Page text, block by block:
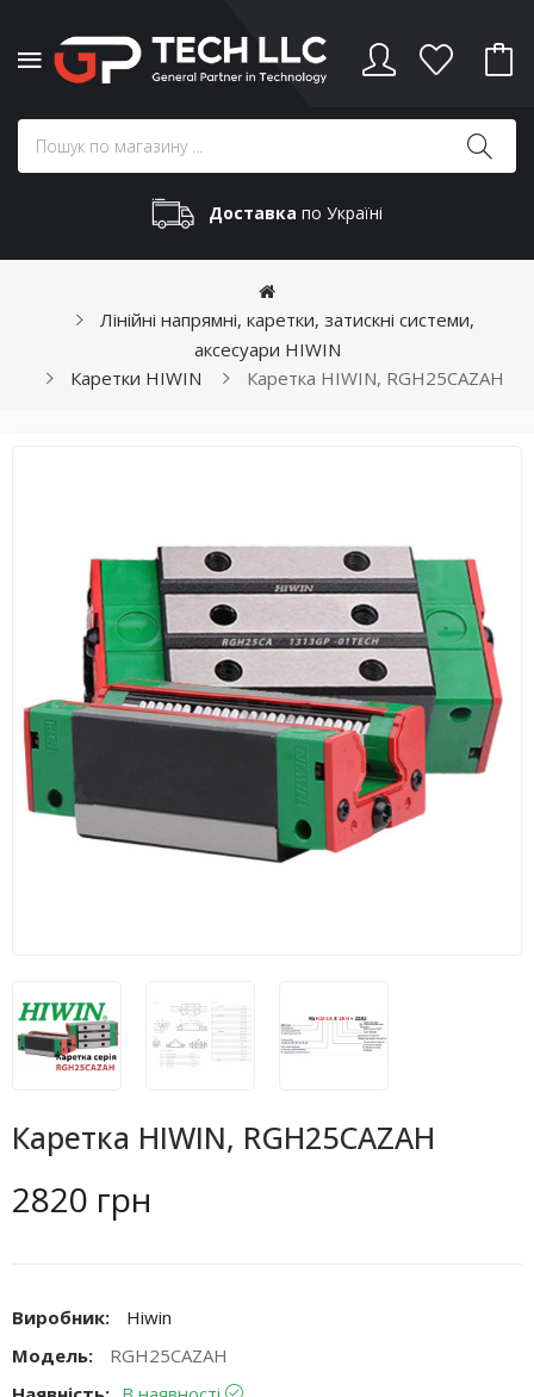
Доставка по Україні
Лінійні напрямні, каретки, затискні системи,
аксесуари HIWIN
Каретки HIWIN
Каретка HIWIN, RGH25CAZAH
Каретка HIWIN, RGH25CAZAH
2820 грн
Виробник:
Hiwin
Модель:
RGH25CAZAH